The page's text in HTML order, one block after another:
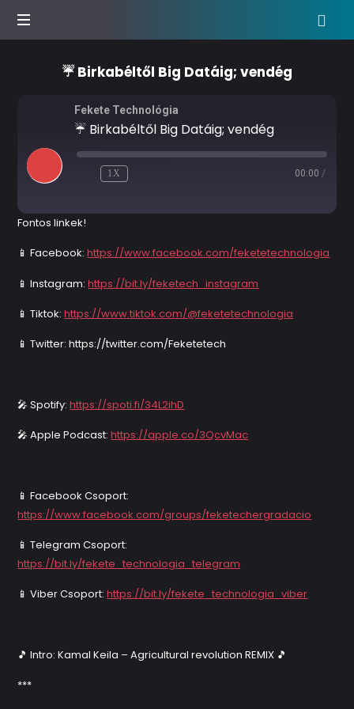
podcast
☔ Birkabéltől Big Datáig; vendég
Fekete Technológia
☔ Birkabéltől Big Datáig; vendég
1X 00:00 /
Fontos linkek!
📱 Facebook:https://www.facebook.com/feketetechnologia
📱 Instagram:https://bit.ly/feketech_instagram
📱 Tiktok:https://www.tiktok.com/@feketetechnologia
📱 Twitter: https://twitter.com/Feketetech
🎤 Spotify:https://spoti.fi/34L2ihD
🎤 Apple Podcast:https://apple.co/3QcvMac
📱 Facebook Csoport:
https://www.facebook.com/groups/feketechergradacio
📱 Telegram Csoport:
https://bit.ly/fekete_technologia_telegram
📱 Viber Csoport:https://bit.ly/fekete_technologia_viber
🎵 Intro: Kamal Keila – Agricultural revolution REMIX 🎵
***